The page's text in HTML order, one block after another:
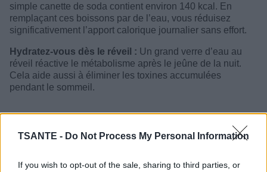
TSANTE - Do Not Process My Personal Information
If you wish to opt-out of the sale, sharing to third parties, or
simple canette de soda contient environ 140 kcal. En
remplaçant ces boissons par de l’eau, vous réduisez
significativement l’apport calorique journalier sans effort.
Hydratez-vous dès le réveil : Un grand verre d’eau au
réveil réactive le métabolisme après le jeûne de la nuit.
Cela aide aussi à éliminer les toxines accumulées
pendant le sommeil.